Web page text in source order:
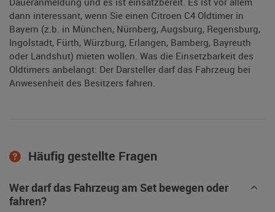
dann interessant, wenn Sie einen Citroen C4 Oldtimer in
Bayern (z.b. in München, Nürnberg, Augsburg, Regensburg,
Ingolstadt, Fürth, Würzburg, Erlangen, Bamberg, Bayreuth
oder Landshut) mieten wollen. Was die Einsetzbarkeit des
Oldtimers anbelangt: Der Darsteller darf das Fahrzeug bei
Anwesenheit des Besitzers fahren.
Häufig gestellte Fragen
Wer darf das Fahrzeug am Set bewegen oder
fahren?